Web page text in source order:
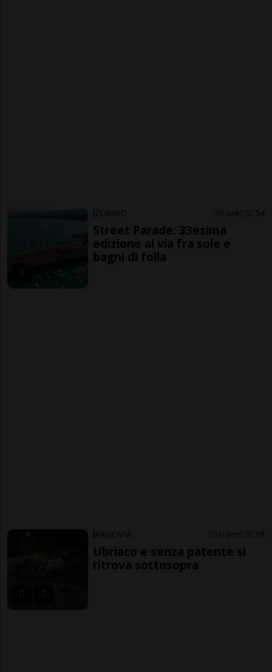
ZURIGO 9 ore 5 54
Street Parade: 33esima
edizione al via fra sole e
bagni di folla
ARGOVIA 10 ore 3 18
Ubriaco e senza patente si
ritrova sottosopra